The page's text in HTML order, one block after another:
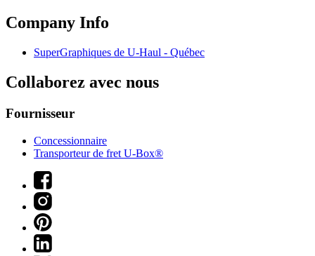
Company Info
SuperGraphiques de U-Haul - Québec
Collaborez avec nous
Fournisseur
Concessionnaire
Transporteur de fret U-Box®